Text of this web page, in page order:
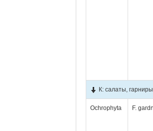
К: салаты,
Ochrophyta F.